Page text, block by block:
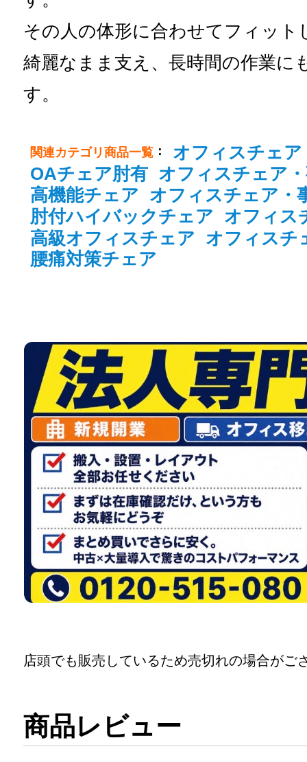
その人の体形に合わせてフィッ
綺麗なまま支え、長時間の作業に
す。
関連カテゴリ商品一覧 ：
オフィスチェア
OAチェア肘有 オフィスチェア
高機能チェア オフィスチェア・
肘付ハイバックチェア オフィス
高級オフィスチェア オフィスチ
腰痛対策チェア
店頭でも販売しているため売切れの場合がご
商品レビュー